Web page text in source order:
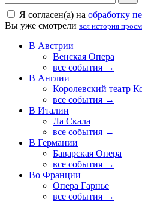
Я согласен(а) на обработку
Вы уже смотрели вся история
В Австрии
Венская Опера
все события →
В Англии
Королевский театр
все события →
В Италии
Ла Скала
все события →
В Германии
Баварская Опера
все события →
Во Франции
Опера Гарнье
все события →